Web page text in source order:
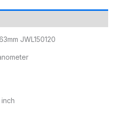
JWL150120